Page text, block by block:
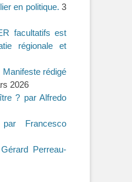
en politique. 3
facultatifs est
régionale et
rédigé
2026
? par Alfredo
Francesco
Perreau-